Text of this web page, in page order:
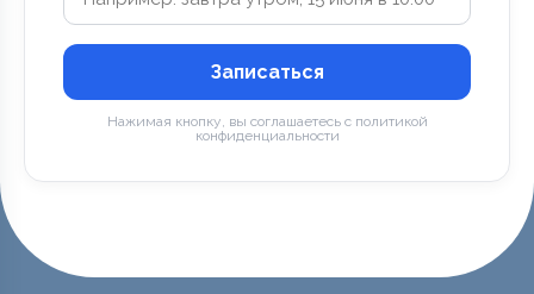
Записаться
Нажимая кнопку, вы соглашаетесь с политикой
конфиденциальности